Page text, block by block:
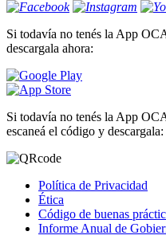
Si todavía no tenés la App
descargala ahora:
Si todavía no tenés la App
escaneá el código y descargala:
Política de Privacidad
Ética
Código de buenas
Informe Anual de